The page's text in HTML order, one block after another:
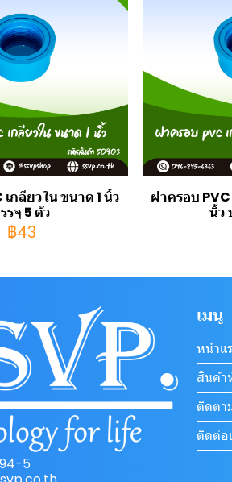
กลียวใน ขนาด 1 นิ้ว
รจุ 5 ตัว
฿43
ฝาครอบ
นิ้ว
5
เมนู
หน้าแ
สินค้า
ติดต
ติดต่อ